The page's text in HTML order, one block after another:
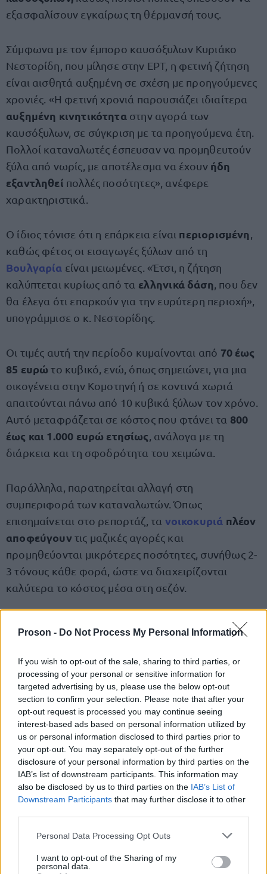
Proson - Do Not Process My Personal Information
If you wish to opt-out of the sale, sharing to third parties, or
processing of your personal or sensitive information for
targeted advertising by us, please use the below opt-out
section to confirm your selection. Please note that after your
opt-out request is processed you may continue seeing
interest-based ads based on personal information utilized by
us or personal information disclosed to third parties prior to
your opt-out. You may separately opt-out of the further
disclosure of your personal information by third parties on the
IAB’s list of downstream participants. This information may
also be disclosed by us to third parties on the IAB’s List of
Downstream Participants that may further disclose it to other
Please note that this website/app uses one or more Google
not limited to your visit or usage behaviour. You may click to
grant or deny consent to Google and its third-party tags to
Personal Data Processing Opt Outs
I want to opt-out of the Sharing of my
personal data.
εξασφαλίσουν εγκαίρως τη θέρμανσή τους.
Σύμφωνα με τον έμπορο καυσόξυλων Κυριάκο
Νεστορίδη, που μίλησε στην ΕΡΤ, η φετινή ζήτηση
είναι αισθητά αυξημένη σε σχέση με προηγούμενες
χρονιές. «Η φετινή χρονιά παρουσιάζει ιδιαίτερα
αυξημένη κινητικότητα στην αγορά των
καυσόξυλων, σε σύγκριση με τα προηγούμενα έτη.
Πολλοί καταναλωτές έσπευσαν να προμηθευτούν
ξύλα από νωρίς, με αποτέλεσμα να έχουνήδη
εξαντληθεί πολλές ποσότητες», ανέφερε
χαρακτηριστικά.
Ο ίδιος τόνισε ότι η επάρκεια είναι περιορισμένη
καθώς φέτος οι εισαγωγές ξύλων από τη
Βουλγαρία είναι μειωμένες. «Έτσι, η ζήτηση
καλύπτεται κυρίως από τα ελληνικά δάση , που δεν
θα έλεγα ότι επαρκούν για την ευρύτερη περιοχή»,
υπογράμμισε ο κ. Νεστορίδης.
Οι τιμές αυτή την περίοδο κυμαίνονται από 70 έως
85 ευρώ το κυβικό, ενώ, όπως σημειώνει, για μια
οικογένεια στην Κομοτηνή ή σε κοντινά χωριά
απαιτούνται πάνω από 10 κυβικά ξύλων τον χρόνο.
Αυτό μεταφράζεται σε κόστος που φτάνει τα 800
έως και 1.000 ευρώ ετησίως , ανάλογα με τη
διάρκεια και τη σφοδρότητα του χειμώνα.
Παράλληλα, παρατηρείται αλλαγή στη
συμπεριφορά των καταναλωτών. Όπως
επισημαίνεται στο ρεπορτάζ, τα νοικοκυριά πλέον
αποφεύγουντις μαζικές αγορές και
προμηθεύονται μικρότερες ποσότητες, συνήθως 2-
3 τόνους κάθε φορά, ώστε να διαχειρίζονται
καλύτερα το κόστος μέσα στη σεζόν.
ΑΣΕΠ: Πιστοποίηση Αγγλικών σε
μόνο 2 ημέρες στα χέρια σας
ΑΣΕΠ: Εξ αποστάσεως η πιο Εύκολη
Πιστοποίηση Υπολογιστών σε 2
μέρες
Μάθε πρώτος όλες τις σημαντικές